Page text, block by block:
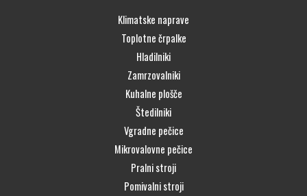
Klimatske naprave
Toplotne črpalke
Hladilniki
Zamrzovalniki
Kuhalne plošče
Štedilniki
Vgradne pečice
Mikrovalovne pečice
Pralni stroji
Pomivalni stroji